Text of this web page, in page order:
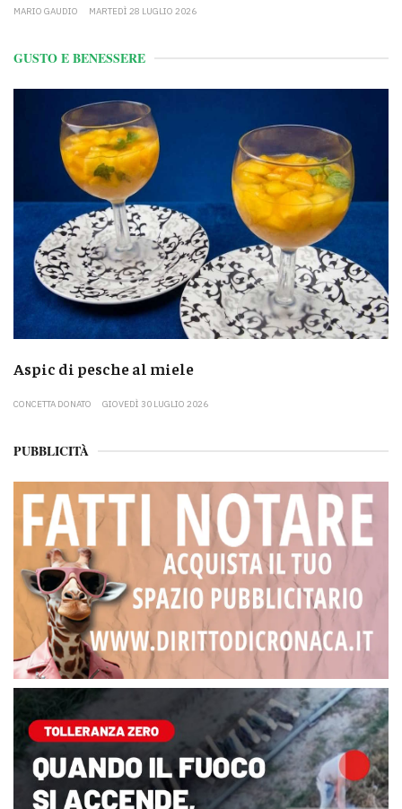
MARIO GAUDIO MARTEDÌ 28 LUGLIO 2026
GUSTO E BENESSERE
Aspic di pesche al miele
CONCETTA DONATO GIOVEDÌ 30 LUGLIO 2026
PUBBLICITÀ